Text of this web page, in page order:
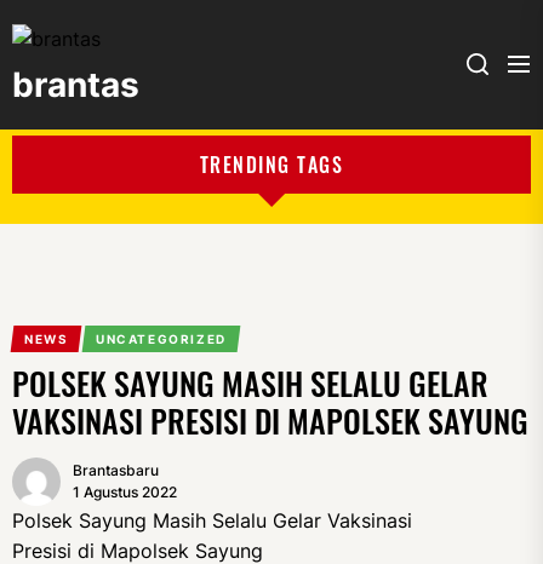
brantas
TRENDING TAGS
NEWS UNCATEGORIZED
POLSEK SAYUNG MASIH SELALU GELAR
VAKSINASI PRESISI DI MAPOLSEK SAYUNG
Brantasbaru
1 Agustus 2022
Polsek Sayung Masih Selalu Gelar Vaksinasi
Presisi di Mapolsek Sayung